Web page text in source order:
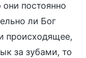
постоянно
ли Бог
происходящее,
за зубами, то